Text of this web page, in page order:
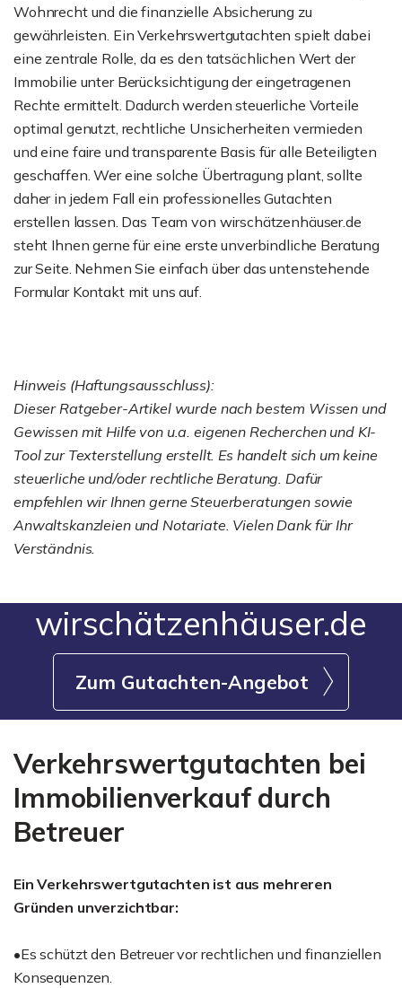
Wohnrecht und die finanzielle Absicherung zu
gewährleisten. Ein Verkehrswertgutachten spielt dabei
eine zentrale Rolle, da es den tatsächlichen Wert der
Immobilie unter Berücksichtigung der eingetragenen
Rechte ermittelt. Dadurch werden steuerliche Vorteile
optimal genutzt, rechtliche Unsicherheiten vermieden
und eine faire und transparente Basis für alle Beteiligten
geschaffen. Wer eine solche Übertragung plant, sollte
daher in jedem Fall ein professionelles Gutachten
erstellen lassen. Das Team von wirschätzenhäuser.de
steht Ihnen gerne für eine erste unverbindliche Beratung
zur Seite. Nehmen Sie einfach über das untenstehende
Formular Kontakt mit uns auf.
Hinweis (Haftungsausschluss):
Dieser Ratgeber-Artikel wurde nach bestem Wissen und
Gewissen mit Hilfe von u.a. eigenen Recherchen und KI-
Tool zur Texterstellung erstellt. Es handelt sich um keine
steuerliche und/oder rechtliche Beratung. Dafür
empfehlen wir Ihnen gerne Steuerberatungen sowie
Anwaltskanzleien und Notariate. Vielen Dank für Ihr
Verständnis.
wirschätzenhäuser.de
Zum Gutachten-Angebot
Verkehrswertgutachten bei
Immobilienverkauf durch
Betreuer
Ein Verkehrswertgutachten ist aus mehreren
Gründen unverzichtbar:
•Es schützt den Betreuer vor rechtlichen und finanziellen
Konsequenzen.